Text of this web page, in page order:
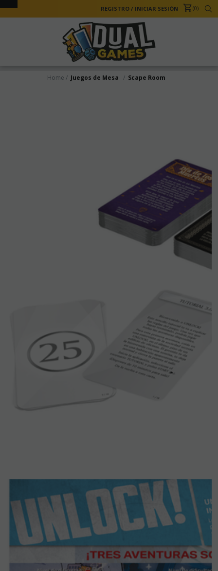
REGISTRO / INICIAR SESIÓN 0
Home Juegos de Mesa Scape Room